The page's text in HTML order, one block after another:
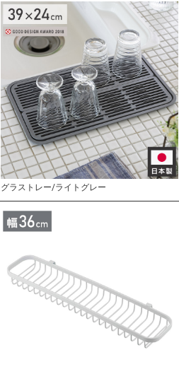
グラストレー/ライトグレー